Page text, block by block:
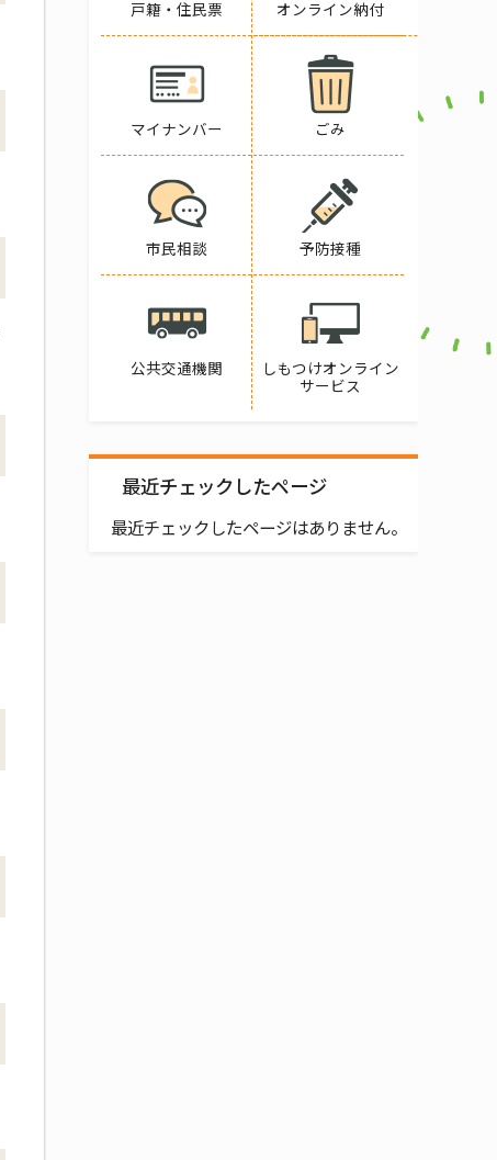
戸籍・住民票 オンライン納付
マイナンバー ごみ
市民相談 予防接種
公共交通機関
しもつけオンライン
サービス
最近チェックしたページ
最近チェックしたページはありません。